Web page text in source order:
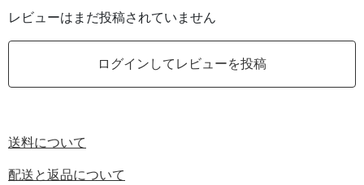
レビューはまだ投稿されていません
ログインしてレビューを投稿
送料について
配送と返品について